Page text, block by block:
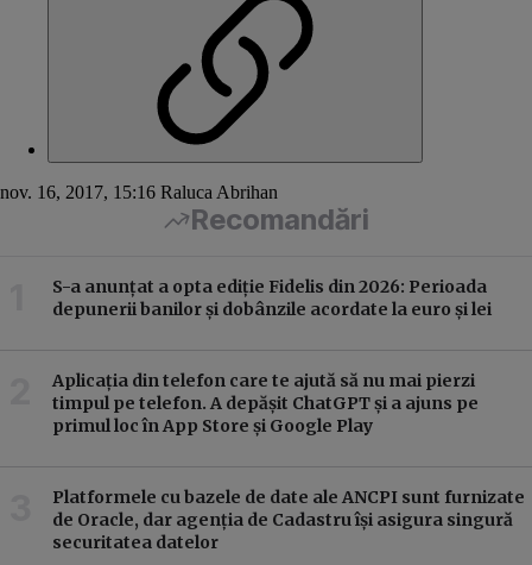
nov. 16, 2017, 15:16 Raluca Abrihan
Recomandări
S-a anunțat a opta ediție Fidelis din 2026: Perioada
depunerii banilor și dobânzile acordate la euro și lei
Aplicația din telefon care te ajută să nu mai pierzi
timpul pe telefon. A depășit ChatGPT și a ajuns pe
primul loc în App Store și Google Play
Platformele cu bazele de date ale ANCPI sunt furnizate
de Oracle, dar agenția de Cadastru își asigura singură
securitatea datelor